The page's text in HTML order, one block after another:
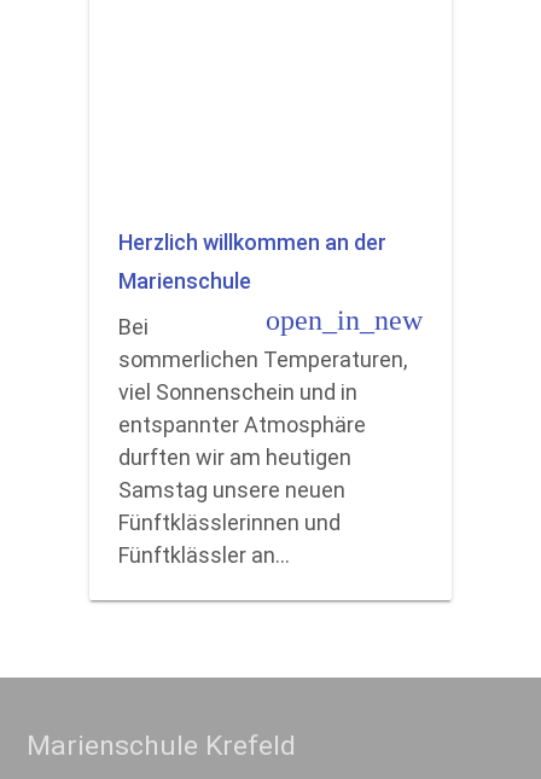
Herzlich willkommen an der
Marienschule
open_in_new
Bei
sommerlichen Temperaturen,
viel Sonnenschein und in
entspannter Atmosphäre
durften wir am heutigen
Samstag unsere neuen
Fünftklässlerinnen und
Fünftklässler an…
Marienschule Krefeld